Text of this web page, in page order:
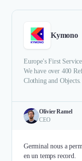
Kymono
Europe's First
We have over 400
Clothing and Objects.
Olivier Ramel
CEO
Germinal nous a
en un temps record.